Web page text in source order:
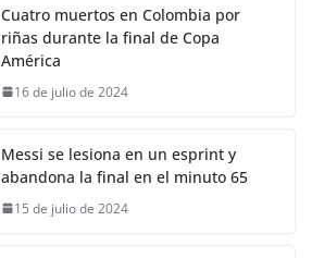
Cuatro muertos en Colombia por
riñas durante la final de Copa
América
16 de julio de 2024
Messi se lesiona en un esprint y
abandona la final en el minuto 65
15 de julio de 2024